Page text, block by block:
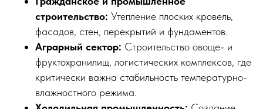
строительство: Утепление плоских кровель,
фасадов, стен, перекрытий и фундаментов.
Аграрный сектор: Строительство овоще- и
фруктохранилищ, логистических комплексов, где
критически важна стабильность температурно-
влажностного режима.